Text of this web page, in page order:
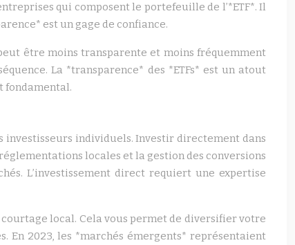
qui composent le portefeuille de l’*ETF*. Il
est un gage de confiance.
être moins transparente et moins fréquemment
La *transparence* des *ETFs* est un atout
fondamental.
investisseurs individuels. Investir directement dans
locales et la gestion des conversions
L’investissement direct requiert une expertise
local. Cela vous permet de diversifier votre
2023, les *marchés émergents* représentaient